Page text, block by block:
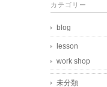
カテゴリー
blog
lesson
work shop
未分類